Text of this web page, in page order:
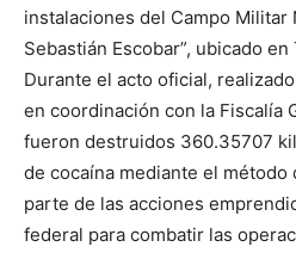
instalaciones del Campo Militar
Sebastián Escobar”, ubicado en
Durante el acto oficial,
en coordinación con la Fiscalía
fueron destruidos 360.35707
de cocaína mediante el método
parte de las acciones
federal para combatir las